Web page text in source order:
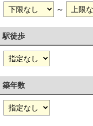
～
駅徒歩
築年数